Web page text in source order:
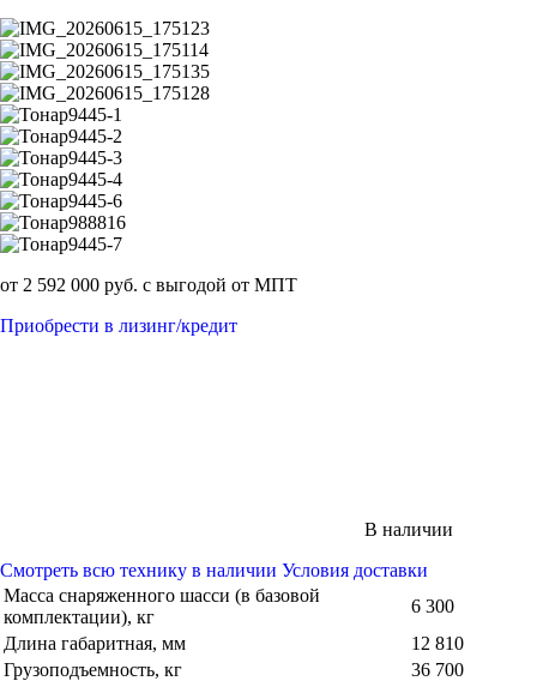
от 2 592 000 руб. с выгодой от МПТ
Приобрести в лизинг/кредит
В наличии
Смотреть всю технику в наличии Условия доставки
Масса снаряженного шасси (в базовой
комплектации), кг
6 300
Длина габаритная, мм
12 810
Грузоподъемность, кг
36 700